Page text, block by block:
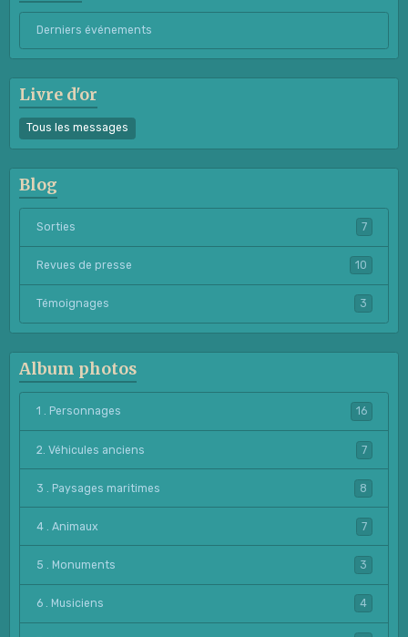
Derniers événements
Livre d'or
Tous les messages
Blog
Sorties 7
Revues de presse 10
Témoignages 3
Album photos
1 . Personnages 16
2. Véhicules anciens 7
3 . Paysages maritimes 8
4 . Animaux 7
5 . Monuments 3
6 . Musiciens 4